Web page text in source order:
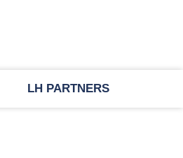
LH PARTNERS